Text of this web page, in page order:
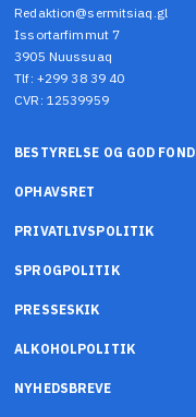
Redaktion@sermitsiaq.gl
Issortarfimmut 7
3905 Nuussuaq
Tlf: +299 38 39 40
CVR: 12539959
BESTYRELSE OG GOD
OPHAVSRET
PRIVATLIVSPOLITIK
SPROGPOLITIK
PRESSESKIK
ALKOHOLPOLITIK
NYHEDSBREVE